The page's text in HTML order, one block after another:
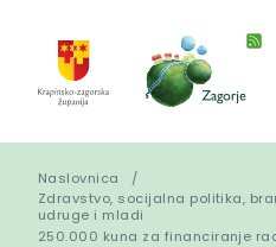
Naslovnica
Zdravstvo, socijalna politika,
udruge i mladi
250.000 kuna za financiranje